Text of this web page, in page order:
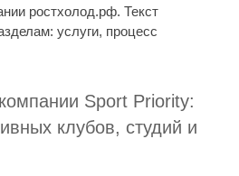
ростхолод.рф. Текст
услуги, процесс
Sport Priority:
клубов, студий и